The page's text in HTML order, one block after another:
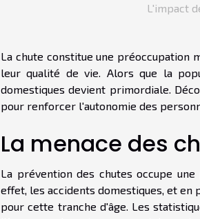
L'impact
La chute constitue une préoccupation
leur qualité de vie. Alors que la
domestiques devient primordiale.
pour renforcer l'autonomie des
La menace des
La prévention des chutes occupe
effet, les accidents domestiques, et
pour cette tranche d'âge. Les